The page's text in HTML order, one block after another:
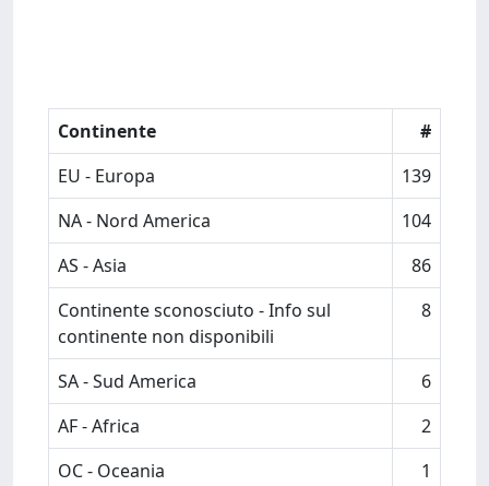
Continente
#
EU - Europa
139
NA - Nord America
104
AS - Asia
86
Continente sconosciuto - Info sul
continente non disponibili
8
SA - Sud America
6
AF - Africa
2
OC - Oceania
1